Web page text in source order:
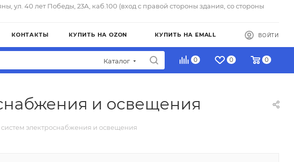
ул. 40 лет Победы, 23А, каб.100 (вход с правой стороны здания, со стороны
КОНТАКТЫ КУПИТЬ НА OZON КУПИТЬ НА EMALL ВОЙТИ
Каталог 0 0 0
и освещения
электроснабжения и освещения